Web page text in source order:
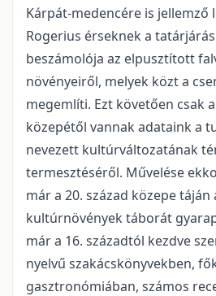
Kárpát-medencére is jellemző
Rogerius érseknek a
beszámolója az elpusztított
növényeiről, melyek közt a
megemlíti. Ezt követően csak
közepétől vannak adataink a
nevezett kultúrváltozatának
termesztéséről. Művelése
már a 20. század közepe
kultúrnövények táborát
már a 16. századtól kezdve
nyelvű szakácskönyvekben,
gasztronómiában, számos